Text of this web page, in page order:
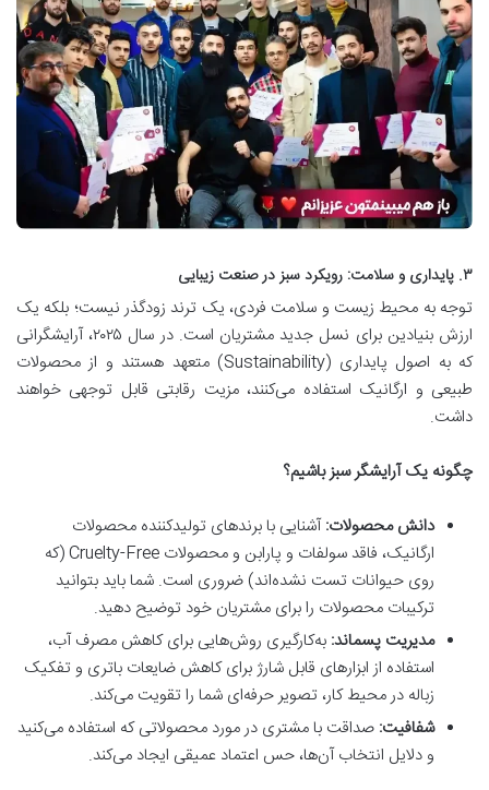
۳. پایداری و سلامت: رویکرد سبز در صنعت زیبایی
توجه به محیط زیست و سلامت فردی، یک ترند زودگذر نیست؛ بلکه یک
ارزش بنیادین برای نسل جدید مشتریان است. در سال ۲۰۲۵، آرایشگرانی
که به اصول پایداری (Sustainability) متعهد هستند و از محصولات
طبیعی و ارگانیک استفاده می‌کنند، مزیت رقابتی قابل توجهی خواهند
داشت.
چگونه یک آرایشگر سبز باشیم؟
دانش محصولات:آشنایی با برندهای تولیدکننده محصولات
ارگانیک، فاقد سولفات و پارابن و محصولات Cruelty-Free (که
روی حیوانات تست نشده‌اند) ضروری است. شما باید بتوانید
ترکیبات محصولات را برای مشتریان خود توضیح دهید.
مدیریت پسماند: به‌کارگیری روش‌هایی برای کاهش مصرف آب،
استفاده از ابزارهای قابل شارژ برای کاهش ضایعات باتری و تفکیک
زباله در محیط کار، تصویر حرفه‌ای شما را تقویت می‌کند.
شفافیت: صداقت با مشتری در مورد محصولاتی که استفاده می‌کنید
و دلایل انتخاب آن‌ها، حس اعتماد عمیقی ایجاد می‌کند.